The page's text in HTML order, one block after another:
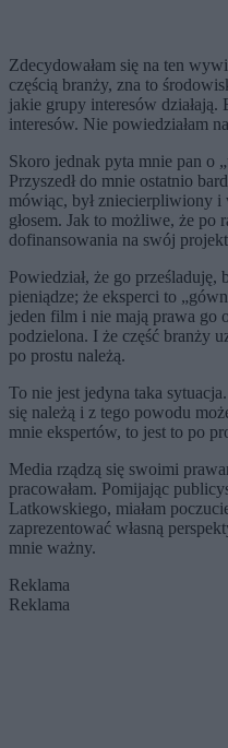
Zdecydowałam się na ten
częścią branży, zna to
jakie grupy interesów
interesów. Nie powiedziałam
Skoro jednak pyta mnie pan o
Przyszedł do mnie ostatnio
mówiąc, był zniecierpliwiony i
głosem. Jak to możliwe, że po
dofinansowania na swój
Powiedział, że go prześladuję,
pieniądze; że eksperci to
jeden film i nie mają prawa go
podzielona. I że część branży
po prostu należą.
To nie jest jedyna taka
się należą i z tego powodu
mnie ekspertów, to jest to po
Media rządzą się swoimi
pracowałam. Pomijając
Latkowskiego, miałam
zaprezentować własną
mnie ważny.
Reklama
Reklama